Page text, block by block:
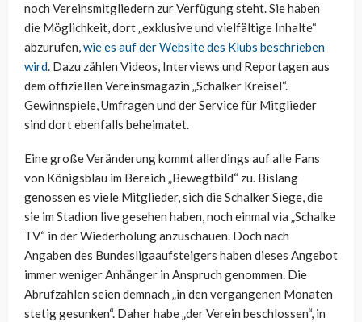
noch Vereinsmitgliedern zur Verfügung steht. Sie haben
die Möglichkeit, dort „exklusive und vielfältige Inhalte“
abzurufen,wie es auf der Website des Klubs beschrieben
wird. Dazu zählen Videos, Interviews und Reportagen aus
dem offiziellen Vereinsmagazin „Schalker Kreisel“.
Gewinnspiele, Umfragen und der Service für Mitglieder
sind dort ebenfalls beheimatet.
Eine große Veränderung kommt allerdings auf alle Fans
von Königsblau im Bereich „Bewegtbild“ zu. Bislang
genossen es viele Mitglieder, sich die Schalker Siege, die
sie im Stadion live gesehen haben, noch einmal via „Schalke
TV“ in der Wiederholung anzuschauen. Doch nach
Angaben des Bundesligaaufsteigers haben dieses Angebot
immer weniger Anhänger in Anspruch genommen. Die
Abrufzahlen seien demnach „in den vergangenen Monaten
stetig gesunken“. Daher habe „der Verein beschlossen“, in